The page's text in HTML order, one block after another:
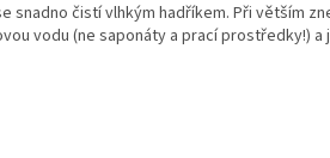
snadno čistí vlhkým hadříkem. Při větším
vodu (ne saponáty a prací prostředky!) a